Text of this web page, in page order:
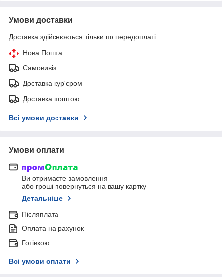
Умови доставки
Доставка здійснюється тільки по передоплаті.
Нова Пошта
Самовивіз
Доставка кур'єром
Доставка поштою
Всі умови доставки
Умови оплати
Ви отримаєте замовлення
або гроші повернуться на вашу картку
Детальніше
Післяплата
Оплата на рахунок
Готівкою
Всі умови оплати